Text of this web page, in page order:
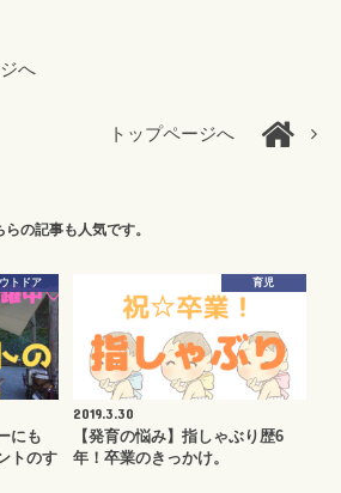
へ
トップページへ
らの記事も人気です。
トドア
にも
トのす
育児
2019.3.30
【発育の悩み】指しゃぶり歴6
年！卒業のきっかけ。